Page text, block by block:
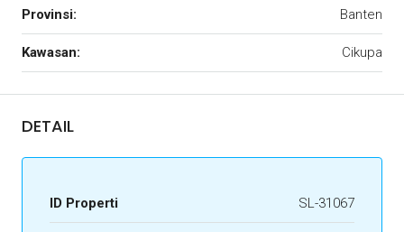
Provinsi: Banten
Kawasan: Cikupa
DETAIL
ID Properti SL-31067